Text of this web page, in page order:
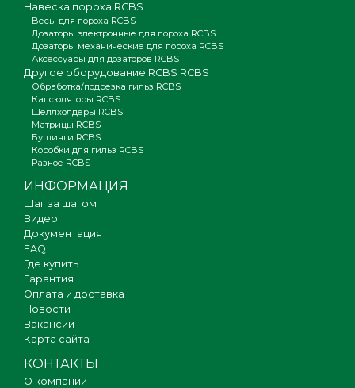
Навеска пороха RCBS
Весы для пороха RCBS
Дозаторы электронные для пороха RCBS
Дозаторы механические для пороха RCBS
Аксессуары для дозаторов RCBS
Другое оборудование RCBS RCBS
Обработка/подрезка гильз RCBS
Капсюляторы RCBS
Шеллхолдеры RCBS
Матрицы RCBS
Бушинги RCBS
Коробки для гильз RCBS
Разное RCBS
ИНФОРМАЦИЯ
Шаг за шагом
Видео
Документация
FAQ
Где купить
Гарантия
Оплата и доставка
Новости
Вакансии
Карта сайта
КОНТАКТЫ
О компании